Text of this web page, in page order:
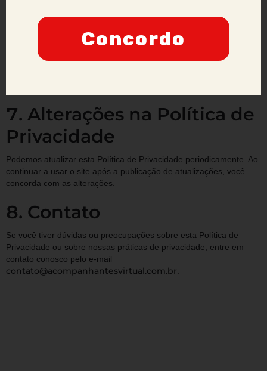
Links para Outros Sites
O AcompanhantesVirtual pode conter links para outros sites. Não
Alterações na Política de
Privacidade
Podemos atualizar esta Política de Privacidade periodicamente. Ao
continuar a usar o site após a publicação de atualizações, você
concorda com as alterações.
Contato
Se você tiver dúvidas ou preocupações sobre esta Política de
Privacidade ou sobre nossas práticas de privacidade, entre em
contato conosco pelo e-mail
contato@acompanhantesvirtual.com.br
Concordo